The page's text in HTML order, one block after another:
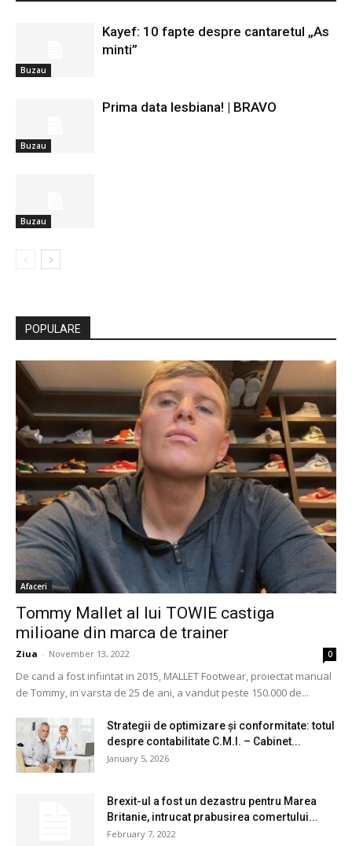
Buzau
Kayef: 10 fapte despre cantaretul „As
minti”
Buzau
Prima data lesbiana! | BRAVO
Buzau
POPULARE
Afaceri
Tommy Mallet al lui TOWIE castiga
milioane din marca de trainer
Ziua - November 13, 2022 0
De cand a fost infiintat in 2015, MALLET Footwear, proiectat manual
de Tommy, in varsta de 25 de ani, a vandut peste 150.000 de...
Strategii de optimizare și conformitate: totul
despre contabilitate C.M.I. – Cabinet...
January 5, 2026
Brexit-ul a fost un dezastru pentru Marea
Britanie, intrucat prabusirea comertului...
February 7, 2022